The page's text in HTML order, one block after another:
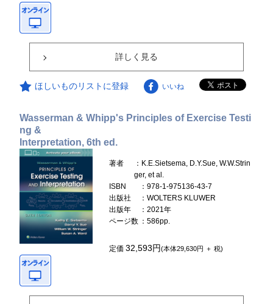
詳しく見る
ほしいものリストに登録 いいね
Wasserman & Whipp's Principles of Exercise Testi
ng &
Interpretation, 6th ed.
著者
：K.E.Sietsema, D.Y.Sue, W.W.Strin
ger, et al.
ISBN
：978-1-975136-43-7
出版社
：WOLTERS KLUWER
出版年
：2021年
ページ数 ：586pp.
定価32,593円(本体29,630円 ＋ 税)